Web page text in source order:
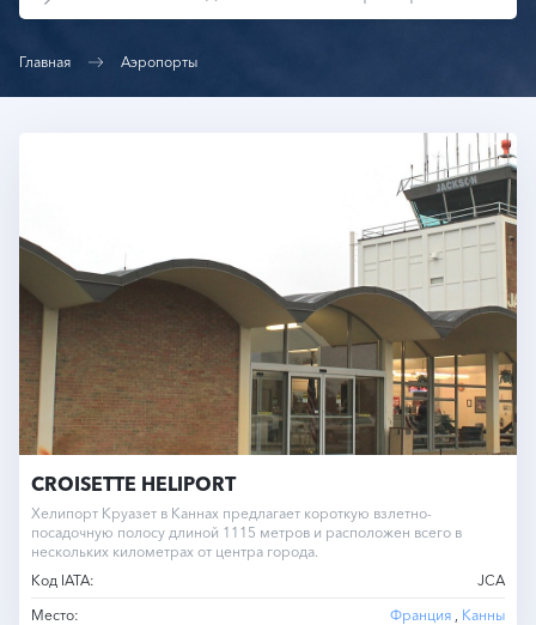
Главная Аэропорты
CROISETTE HELIPORT
Хелипорт Круазет в Каннах предлагает короткую взлетно-
посадочную полосу длиной 1115 метров и расположен всего в
нескольких километрах от центра города.
Код IATA:
JCA
Место:
Франция Канны